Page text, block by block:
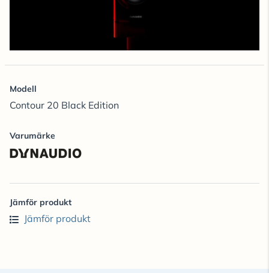
Modell
Contour 20 Black Edition
Varumärke
Jämför produkt
Jämför produkt